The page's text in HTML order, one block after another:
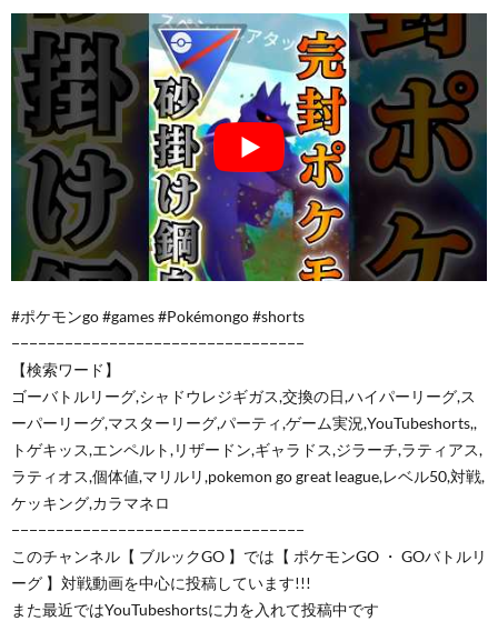
#ポケモンgo #games #Pokémongo #shorts
−−−−−−−−−−−−−−−−−−−−−−−−−−−−−−−−−
【検索ワード】
ゴーバトルリーグ,シャドウレジギガス,交換の日,ハイパーリーグ,ス
ーパーリーグ,マスターリーグ,パーティ,ゲーム実況,YouTubeshorts,,
トゲキッス,エンペルト,リザードン,ギャラドス,ジラーチ,ラティアス,
ラティオス,個体値,マリルリ,pokemon go great league,レベル50,対戦,
ケッキング,カラマネロ
−−−−−−−−−−−−−−−−−−−−−−−−−−−−−−−−−
このチャンネル【 ブルックGO 】では【 ポケモンGO ・ GOバトルリ
ーグ 】対戦動画を中心に投稿しています!!!
また最近ではYouTubeshortsに力を入れて投稿中です